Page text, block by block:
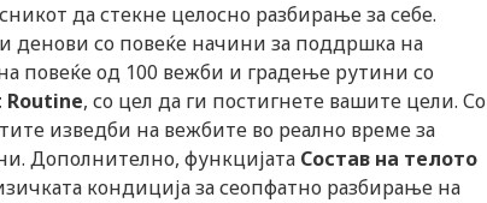
да стекне целосно разбирање за себе.
денови со повеќе начини за поддршка на
повеќе од 100 вежби и градење рутини со
Routine, со цел да ги постигнете вашите цели. Со
изведби на вежбите во реално време за
Дополнително, функцијата Состав на телото
кондиција за сеопфатно разбирање на